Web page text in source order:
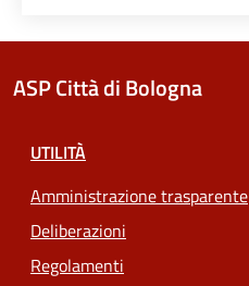
ASP Città di Bologna
UTILITÀ
Amministrazione trasparente
Deliberazioni
Regolamenti